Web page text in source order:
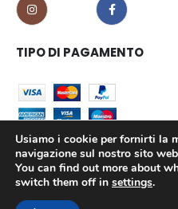
TIPO DI PAGAMENTO
CO.MA.CI S.r.l. - P.iva
Usiamo i cookie per fornirti la
navigazione sul nostro sito
You can find out more about
switch them off in settings.